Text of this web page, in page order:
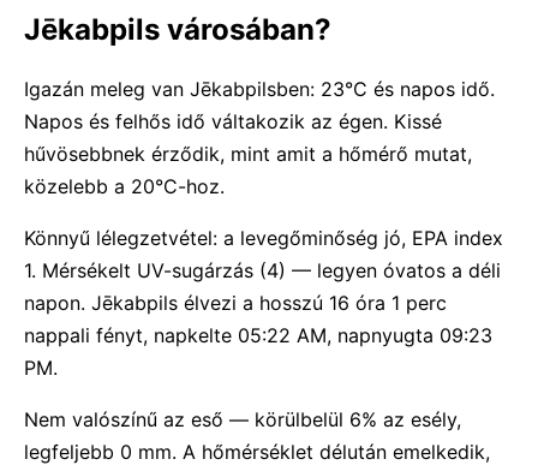
Jēkabpils városában?
Igazán meleg van Jēkabpilsben: 23°C és napos idő.
Napos és felhős idő váltakozik az égen. Kissé
hűvösebbnek érződik, mint amit a hőmérő mutat,
közelebb a 20°C-hoz.
Könnyű lélegzetvétel: a levegőminőség jó, EPA index
1. Mérsékelt UV-sugárzás (4) — legyen óvatos a déli
napon. Jēkabpils élvezi a hosszú 16 óra 1 perc
nappali fényt, napkelte 05:22 AM, napnyugta 09:23
PM.
Nem valószínű az eső — körülbelül 6% az esély,
legfeljebb 0 mm. A hőmérséklet délután emelkedik,